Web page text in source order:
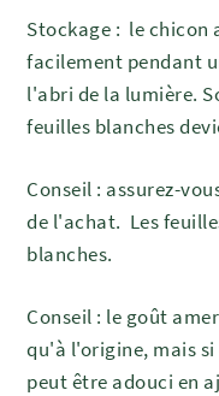
Stockage : le chicon
facilement pendant
l'abri de la lumière.
feuilles blanches
Conseil : assurez-
de l'achat. Les
blanches.
Conseil : le goût
qu'à l'origine, mais
peut être adouci en